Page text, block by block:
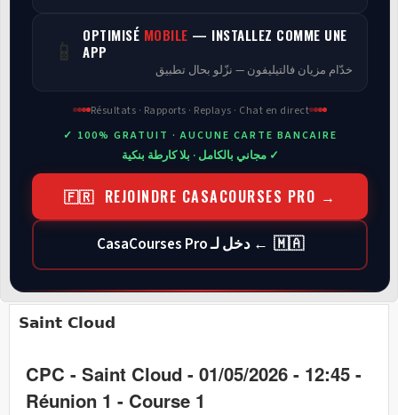
📱 OPTIMISÉ MOBILE — INSTALLEZ COMME UNE
APP
خدّام مزيان فالتيليفون — نزّلو بحال تطبيق
Résultats · Rapports · Replays · Chat en direct
✓ 100% GRATUIT · AUCUNE CARTE BANCAIRE
✓ مجاني بالكامل · بلا كارطة بنكية
🇫🇷 REJOINDRE CASACOURSES PRO →
🇲🇦 ← دخل لـ CasaCourses Pro
Saint Cloud
CPC - Saint Cloud - 01/05/2026 - 12:45 -
Réunion 1 - Course 1